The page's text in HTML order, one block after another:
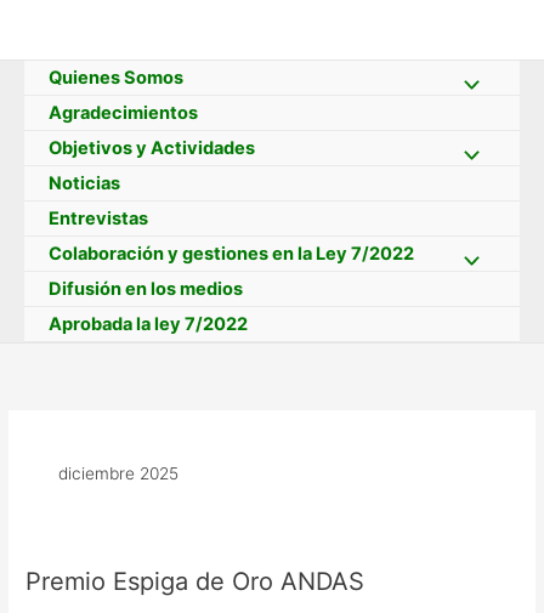
contenido
Quienes Somos
Agradecimientos
Objetivos y Actividades
Noticias
Entrevistas
Colaboración y gestiones en la Ley 7/2022
Difusión en los medios
Aprobada la ley 7/2022
diciembre 2025
Premio Espiga de Oro ANDAS